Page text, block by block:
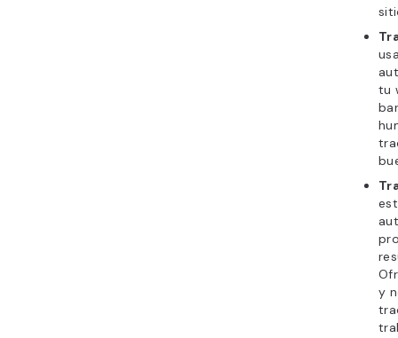
tu
y